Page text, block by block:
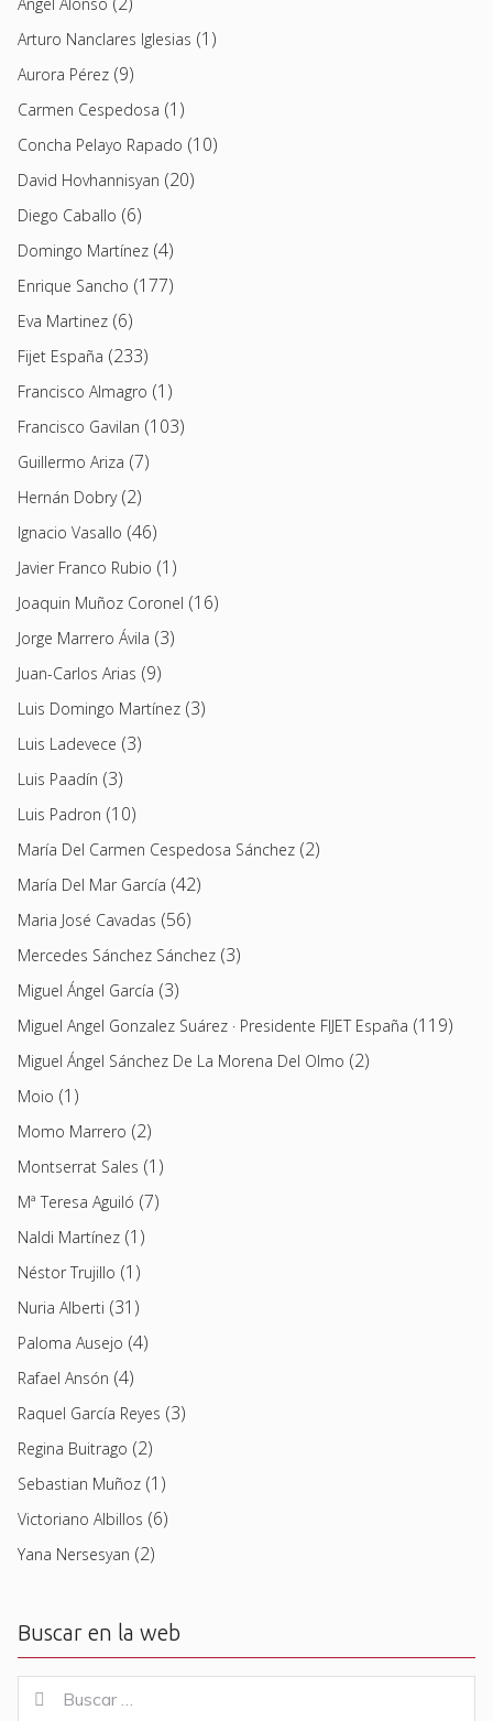
Arturo Nanclares Iglesias (1)
Aurora Pérez (9)
Carmen Cespedosa (1)
Concha Pelayo Rapado (10)
David Hovhannisyan (20)
Diego Caballo (6)
Domingo Martínez (4)
Enrique Sancho (177)
Eva Martinez (6)
Fijet España (233)
Francisco Almagro (1)
Francisco Gavilan (103)
Guillermo Ariza (7)
Hernán Dobry(2)
Ignacio Vasallo (46)
Javier Franco Rubio (1)
Joaquin Muñoz Coronel (16)
Jorge Marrero Ávila (3)
Juan-Carlos Arias (9)
Luis Domingo Martínez (3)
Luis Ladevece (3)
Luis Paadín (3)
Luis Padron (10)
María Del Carmen Cespedosa Sánchez (2)
María Del Mar García (42)
Maria José Cavadas (56)
Mercedes Sánchez Sánchez (3)
Miguel Ángel García (3)
Miguel Angel Gonzalez Suárez · Presidente FIJET España (119)
Miguel Ángel Sánchez De La Morena Del Olmo (2)
Moio (1)
Momo Marrero (2)
Montserrat Sales (1)
Mª Teresa Aguiló (7)
Naldi Martínez (1)
Néstor Trujillo (1)
Nuria Alberti (31)
Paloma Ausejo (4)
Rafael Ansón (4)
Raquel García Reyes (3)
Regina Buitrago (2)
Sebastian Muñoz (1)
Victoriano Albillos (6)
Yana Nersesyan (2)
Buscar en la web
for:
Buscar